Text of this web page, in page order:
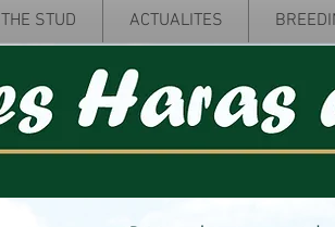
THE STUD ACTUALITES